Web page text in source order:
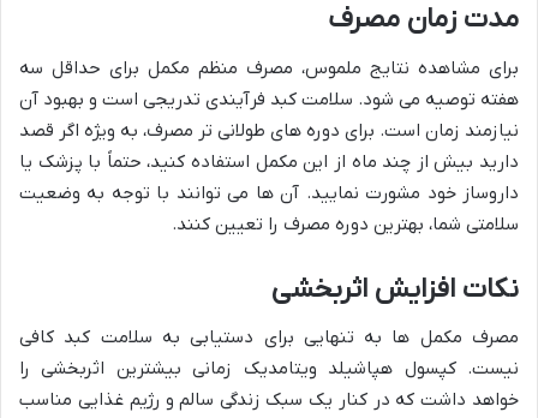
مدت زمان مصرف
برای مشاهده نتایج ملموس، مصرف منظم مکمل برای حداقل سه
هفته توصیه می شود. سلامت کبد فرآیندی تدریجی است و بهبود آن
نیازمند زمان است. برای دوره های طولانی تر مصرف، به ویژه اگر قصد
دارید بیش از چند ماه از این مکمل استفاده کنید، حتماً با پزشک یا
داروساز خود مشورت نمایید. آن ها می توانند با توجه به وضعیت
سلامتی شما، بهترین دوره مصرف را تعیین کنند.
نکات افزایش اثربخشی
مصرف مکمل ها به تنهایی برای دستیابی به سلامت کبد کافی
نیست. کپسول هپاشیلد ویتامدیک زمانی بیشترین اثربخشی را
خواهد داشت که در کنار یک سبک زندگی سالم و رژیم غذایی مناسب